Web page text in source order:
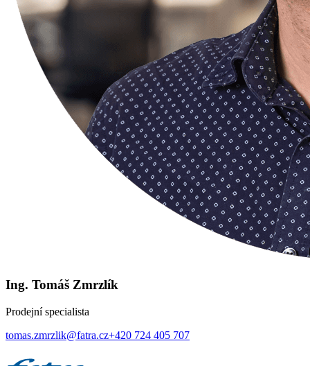
Ing. Tomáš Zmrzlík
Prodejní specialista
tomas.zmrzlik@fatra.cz+420 724 405 707